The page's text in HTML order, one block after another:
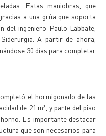
Estas maniobras, que
a una grúa que soporta
del ingeniero Paulo Labbate,
A partir de ahora,
30 días para completar
el hormigonado de las
de 21 m³, y parte del piso
Es importante destacar
que son necesarios para